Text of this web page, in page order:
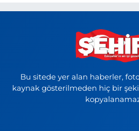
Bu sitede yer alan haberler,
kaynak gösterilmeden hiç bir